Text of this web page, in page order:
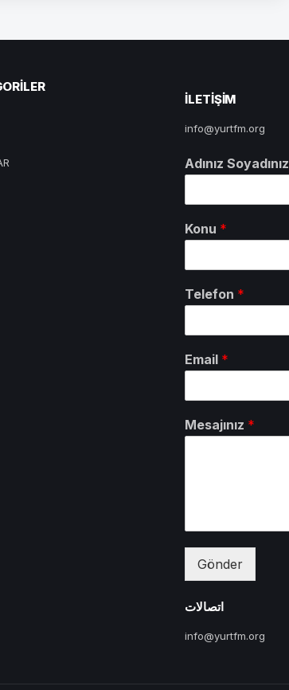
ILETIŞIM
info@yurtfm.org
Adınız Soyadınız
Konu *
Telefon *
Email *
Mesajınız *
Gönder
اتصالات
info@yurtfm.org